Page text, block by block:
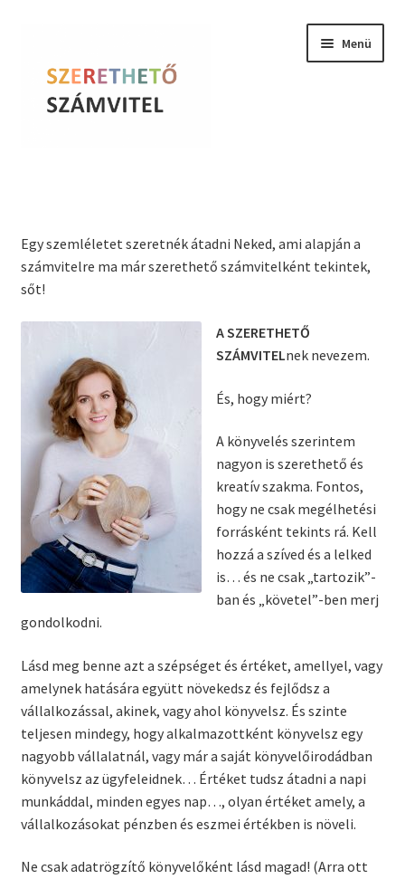
navigációhoz
tartalomba
Menü
BLOG
Farkas Krisztina
Egy szemléletet szeretnék átadni Neked, ami alapján a
számvitelre ma már szerethető számvitelként tekintek,
sőt!
A SZERETHETŐ
SZÁMVITELnek nevezem.
És, hogy miért?
A könyvelés szerintem
nagyon is szerethető és
kreatív szakma. Fontos,
hogy ne csak megélhetési
forrásként tekints rá. Kell
hozzá a szíved és a lelked
is… és ne csak „tartozik”-
ban és „követel”-ben merj
gondolkodni.
Lásd meg benne azt a szépséget és értéket, amellyel, vagy
amelynek hatására együtt növekedsz és fejlődsz a
vállalkozással, akinek, vagy ahol könyvelsz. És szinte
teljesen mindegy, hogy alkalmazottként könyvelsz egy
nagyobb vállalatnál, vagy már a saját könyvelőirodádban
könyvelsz az ügyfeleidnek… Értéket tudsz átadni a napi
munkáddal, minden egyes nap…, olyan értéket amely, a
vállalkozásokat pénzben és eszmei értékben is növeli.
Ne csak adatrögzítő könyvelőként lásd magad! (Arra ott